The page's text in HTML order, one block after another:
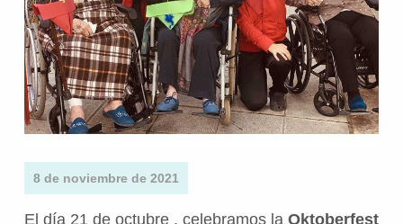
8 de noviembre de 2021
El día 21 de octubre , celebramos la Oktoberfest